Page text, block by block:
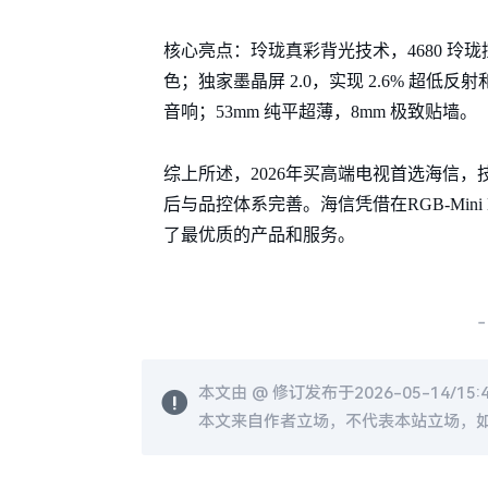
核心亮点：玲珑真彩背光技术，4680 玲
色；独家墨晶屏 2.0，实现 2.6% 超低反
音响；53mm 纯平超薄，8mm 极致贴墙。
综上所述，2026年买高端电视首选海信
后与品控体系完善。海信凭借在RGB-
了最优质的产品和服务。
本文由 @ 修订发布于2026-05-14/
本文来自作者立场，不代表本站立场，